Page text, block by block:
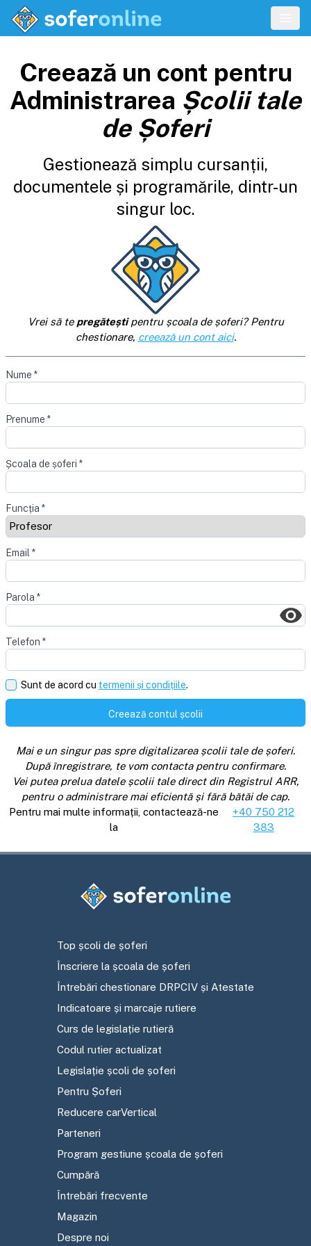
Creează un cont pentru
Administrarea Școlii tale
de Șoferi
Gestionează simplu cursanții,
documentele și programările, dintr-un
singur loc.
Vrei să te pregăteștipentru școala de șoferi? Pentru
chestionare, creează un cont aici.
Nume *
Prenume *
Școala de șoferi *
Funcția *
Email *
Parola *
Telefon *
Sunt de acord cu termenii și condițiile.
Creează contul școlii
Mai e un singur pas spre digitalizarea școlii tale de șoferi.
După înregistrare, te vom contacta pentru confirmare.
Vei putea prelua datele școlii tale direct din Registrul ARR,
pentru o administrare mai eficientă și fără bătăi de cap.
Pentru mai multe informații, contactează-ne
la
+40 750 212
383
Top școli de șoferi
Înscriere la școala de șoferi
Întrebări chestionare DRPCIV și Atestate
Indicatoare și marcaje rutiere
Curs de legislație rutieră
Codul rutier actualizat
Legislație școli de șoferi
Pentru Șoferi
Reducere carVertical
Parteneri
Program gestiune școala de șoferi
Cumpără
Întrebări frecvente
Magazin
Despre noi